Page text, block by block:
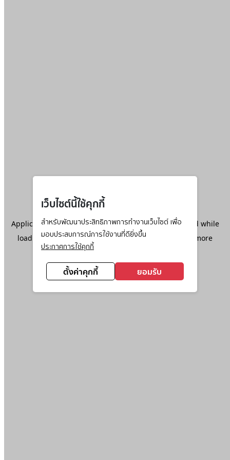
เว็บไซต์นี้ใช้คุกกี้
สำหรับพัฒนาประสิทธิภาพการทำงานเว็บไซต์ เพื่อ
มอบประสบการณ์การใช้งานที่ดียิ่งขึ้น
ประกาศการใช้คุกกี้
ตั้งค่าคุกกี้ ยอมรับ
Application error: aclient-side exception has occurred while
loadingwww.ktc.co.th(see the browser console
for more
information).